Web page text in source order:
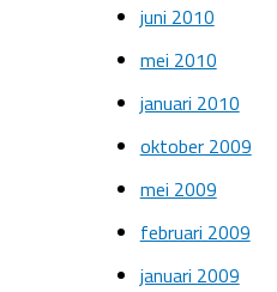
juni 2010
mei 2010
januari 2010
oktober 2009
mei 2009
februari 2009
januari 2009